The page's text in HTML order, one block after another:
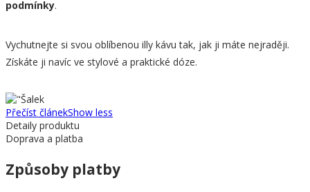
podmínky.
Vychutnejte si svou oblíbenou illy kávu tak, jak ji máte nejraději.
Získáte ji navíc ve stylové a praktické dóze.
Přečíst článekShow less
Detaily produktu
Doprava a platba
Způsoby platby